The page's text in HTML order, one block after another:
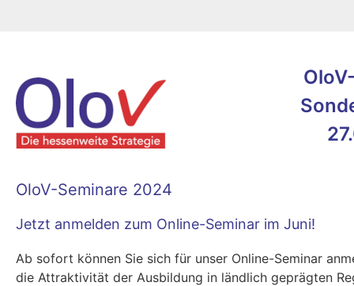
OloV-Seminare 2024
Jetzt anmelden zum Online-Seminar im Juni!
Ab sofort können Sie sich für unser Online-Seminar
die Attraktivität der Ausbildung in ländlich geprägten